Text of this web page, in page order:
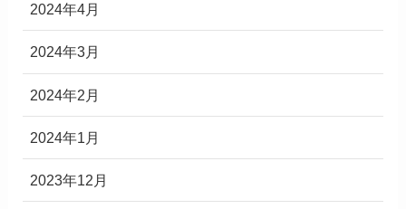
2024年4月
2024年3月
2024年2月
2024年1月
2023年12月